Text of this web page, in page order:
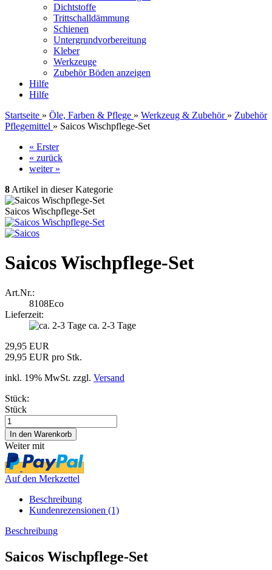
Dichtstoffe
Trittschalldämmung
Schienen
Untergrundvorbereitung
Kleber
Werkzeuge
Zubehör Böden anzeigen
Hilfe
Hilfe
Startseite » Öle, Farben & Pflege » Werkzeug & Zubehör » Zubehör
Pflegemittel » Saicos Wischpflege-Set
« Erster
« zurück
weiter »
8 Artikel in dieser Kategorie
Saicos Wischpflege-Set
Saicos Wischpflege-Set
Art.Nr.:
8108Eco
Lieferzeit:
ca. 2-3 Tage
29,95 EUR
29,95 EUR pro Stk.
inkl. 19% MwSt. zzgl. Versand
Stück:
Stück
Weiter mit
Auf den Merkzettel
Beschreibung
Kundenrezensionen (1)
Beschreibung
Saicos Wischpflege-Set